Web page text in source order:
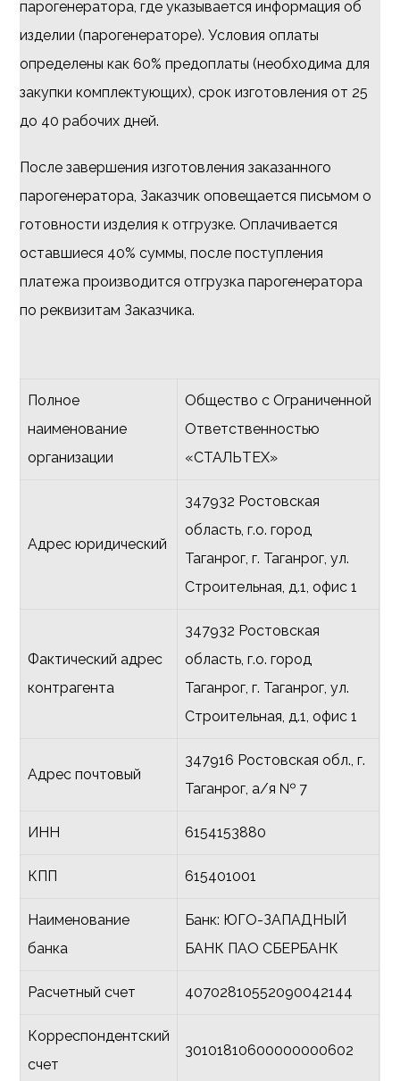
парогенератора, где указывается информация об
изделии (парогенераторе). Условия оплаты
определены как 60% предоплаты (необходима для
закупки комплектующих), срок изготовления от 25
до 40 рабочих дней.
После завершения изготовления заказанного
парогенератора, Заказчик оповещается письмом о
готовности изделия к отгрузке. Оплачивается
оставшиеся 40% суммы, после поступления
платежа производится отгрузка парогенератора
по реквизитам Заказчика.
Полное
наименование
организации
Общество с Ограниченной
Ответственностью
«СТАЛЬТЕХ»
Адрес юридический
347932 Ростовская
область, г.о. город
Таганрог, г. Таганрог, ул.
Строительная, д.1, офис 1
Фактический адрес
контрагента
347932 Ростовская
область, г.о. город
Таганрог, г. Таганрог, ул.
Строительная, д.1, офис 1
Адрес почтовый
347916 Ростовская обл., г.
Таганрог, а/я № 7
ИНН 6154153880
КПП 615401001
Наименование
банка
Банк: ЮГО-ЗАПАДНЫЙ
БАНК ПАО СБЕРБАНК
Расчетный счет 40702810552090042144
Корреспондентский
счет
30101810600000000602